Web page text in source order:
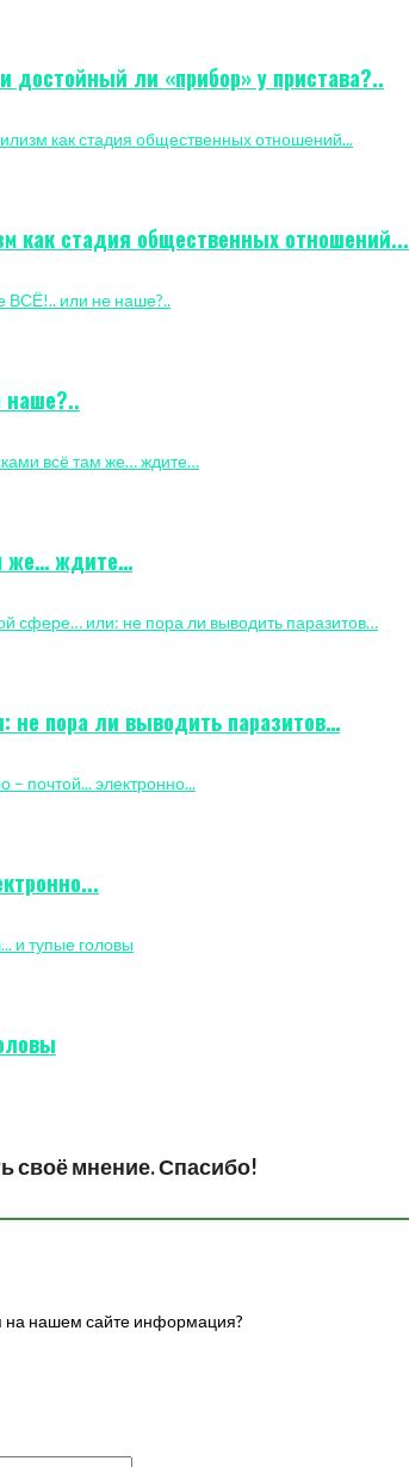
достойный ли «прибор» у пристава?..
как стадия общественных отношений...
наше?..
же… ждите…
пора ли выводить паразитов…
своё мнение. Спасибо!
на нашем сайте информация?